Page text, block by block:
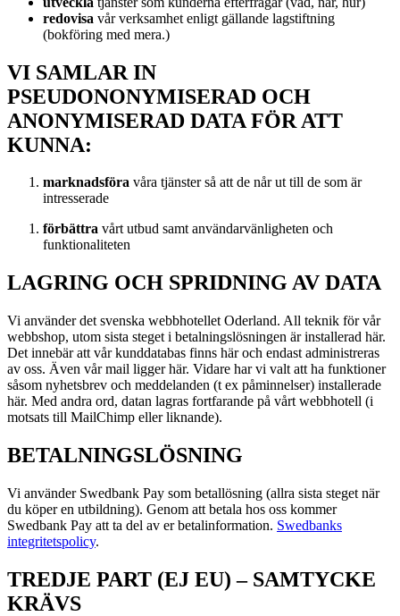
redovisa vår verksamhet enligt gällande lagstiftning
(bokföring med mera.)
VI SAMLAR IN
PSEUDONONYMISERAD OCH
ANONYMISERAD DATA FÖR ATT
KUNNA:
marknadsföra våra tjänster så att de når ut till de som är
intresserade
förbättra vårt utbud samt användarvänligheten och
funktionaliteten
LAGRING OCH SPRIDNING AV DATA
Vi använder det svenska webbhotellet Oderland. All teknik för vår
webbshop, utom sista steget i betalningslösningen är installerad här.
Det innebär att vår kunddatabas finns här och endast administreras
av oss. Även vår mail ligger här. Vidare har vi valt att ha funktioner
såsom nyhetsbrev och meddelanden (t ex påminnelser) installerade
här. Med andra ord, datan lagras fortfarande på vårt webbhotell (i
motsats till MailChimp eller liknande).
BETALNINGSLÖSNING
Vi använder Swedbank Pay som betallösning (allra sista steget när
du köper en utbildning). Genom att betala hos oss kommer
Swedbank Pay att ta del av er betalinformation. Swedbanks
integritetspolicy.
TREDJE PART (EJ EU) – SAMTYCKE
KRÄVS